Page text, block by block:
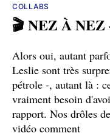
COLLABS
🎬 NEZ À NEZ
Alors oui, autant
Leslie sont très
pétrole -, autant là :
vraiment besoin
rapport. Nos drôles
vidéo comment